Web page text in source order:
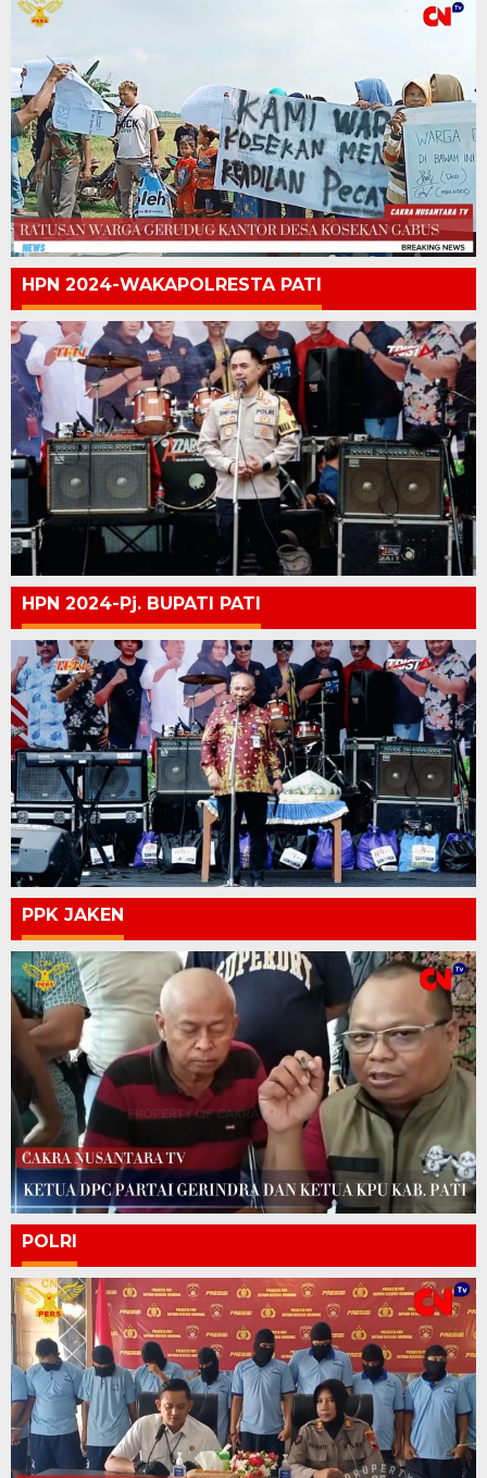
HPN 2024-WAKAPOLRESTA PATI
HPN 2024-Pj. BUPATI PATI
PPK JAKEN
POLRI